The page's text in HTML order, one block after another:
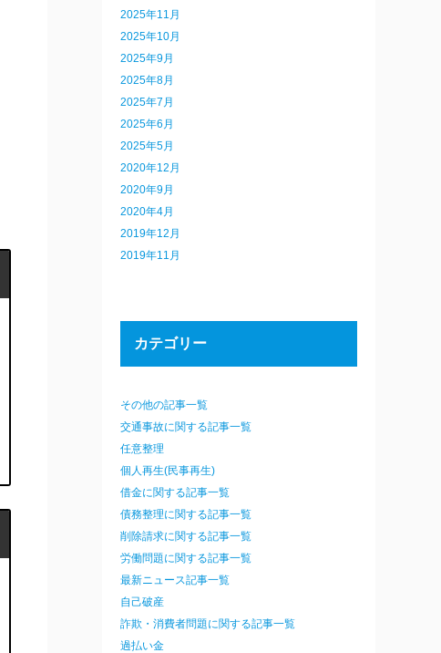
2025年11月
2025年10月
2025年9月
2025年8月
2025年7月
2025年6月
2025年5月
2020年12月
2020年9月
2020年4月
2019年12月
2019年11月
カテゴリー
その他の記事一覧
交通事故に関する記事一覧
任意整理
個人再生(民事再生)
借金に関する記事一覧
債務整理に関する記事一覧
削除請求に関する記事一覧
労働問題に関する記事一覧
最新ニュース記事一覧
自己破産
詐欺・消費者問題に関する記事一覧
過払い金